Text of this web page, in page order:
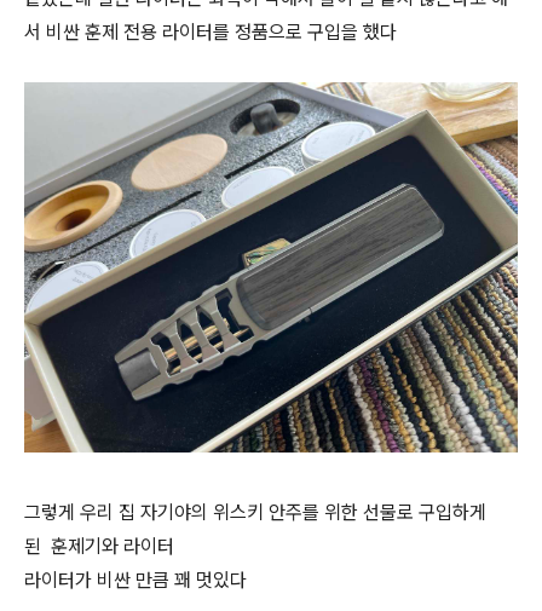
서 비싼 훈제 전용 라이터를 정품으로 구입을 했다
그렇게 우리 집 자기야의 위스키 안주를 위한 선물로 구입하게
된 훈제기와 라이터
라이터가 비싼 만큼 꽤 멋있다